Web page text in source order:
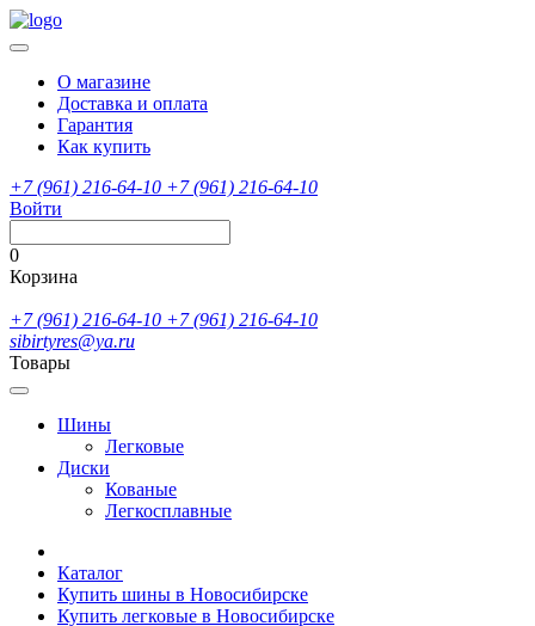
О магазине
Доставка и оплата
Гарантия
Как купить
+7 (961) 216-64-10 +7 (961) 216-64-10
Войти
0
Корзина
+7 (961) 216-64-10 +7 (961) 216-64-10
sibirtyres@ya.ru
Товары
Шины
Легковые
Диски
Кованые
Легкосплавные
Каталог
Купить шины в Новосибирске
Купить легковые в Новосибирске